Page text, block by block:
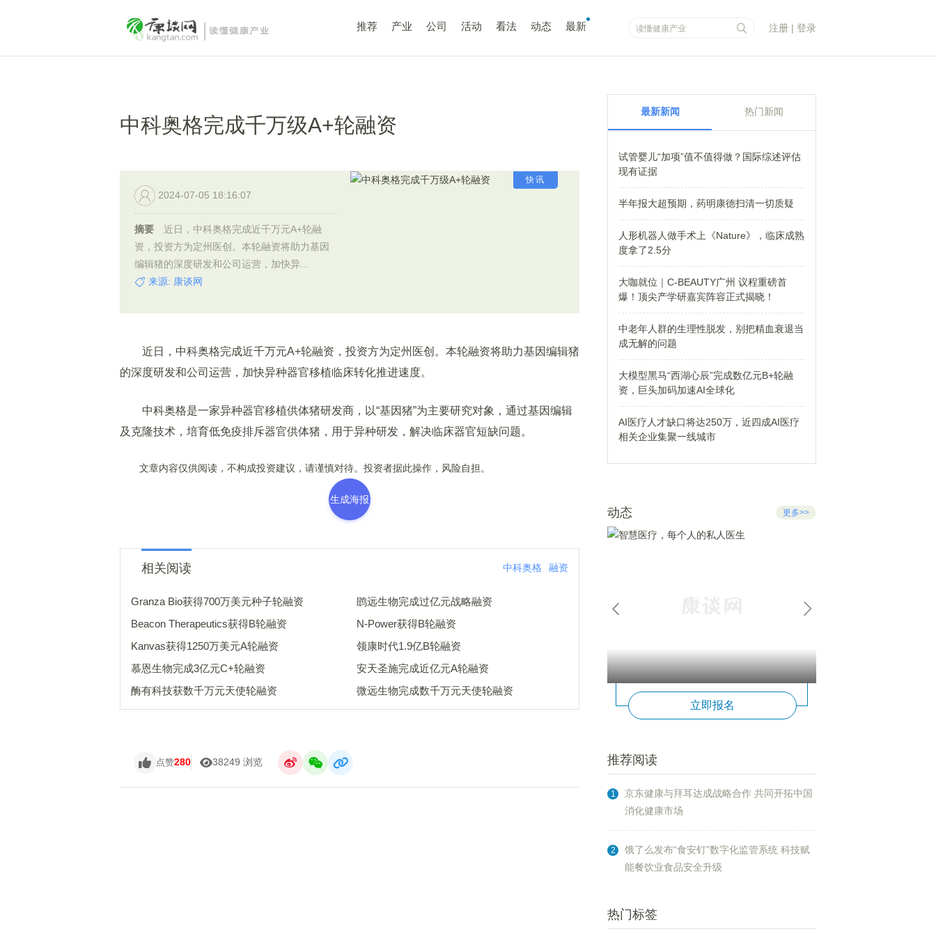
推荐 产业 公司 活动 看法 动态 最新 注册 | 登录
中科奥格完成千万级A+轮融资
快讯
2024-07-05 18:16:07
摘要
近日，中科奥格完成近千万元A+轮融
资，投资方为定州医创。本轮融资将助力基因
编辑猪的深度研发和公司运营，加快异...
来源: 康谈网
近日，中科奥格完成近千万元A+轮融资，投资方为定州医创。本轮融资将助力基因编辑猪
的深度研发和公司运营，加快异种器官移植临床转化推进速度。
中科奥格是一家异种器官移植供体猪研发商，以“基因猪”为主要研究对象，通过基因编辑
及克隆技术，培育低免疫排斥器官供体猪，用于异种研发，解决临床器官短缺问题。
文章内容仅供阅读，不构成投资建议，请谨慎对待。投资者据此操作，风险自担。
生成海报
相关阅读 中科奥格 融资
Granza Bio获得700万美元种子轮融资
鹍远生物完成过亿元战略融资
Beacon Therapeutics获得B轮融资
N-Power获得B轮融资
Kanvas获得1250万美元A轮融资
领康时代1.9亿B轮融资
慕恩生物完成3亿元C+轮融资
安天圣施完成近亿元A轮融资
酶有科技获数千万元天使轮融资
微远生物完成数千万元天使轮融资
点赞280 38249 浏览
最新新闻 热门新闻
试管婴儿“加项”值不值得做？国际综述评估
现有证据
半年报大超预期，药明康德扫清一切质疑
人形机器人做手术上《Nature》，临床成熟
度拿了2.5分
大咖就位｜C-BEAUTY广州 议程重磅首
爆！顶尖产学研嘉宾阵容正式揭晓！
中老年人群的生理性脱发，别把精血衰退当
成无解的问题
大模型黑马“西湖心辰”完成数亿元B+轮融
资，巨头加码加速AI全球化
AI医疗人才缺口将达250万，近四成AI医疗
相关企业集聚一线城市
动态 更多>>
立即报名
推荐阅读
1
京东健康与拜耳达成战略合作 共同开拓中国
消化健康市场
2
饿了么发布“食安钉”数字化监管系统 科技赋
能餐饮业食品安全升级
热门标签